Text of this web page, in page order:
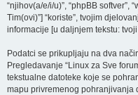
“njihov(a/e/i/u)”, “phpBB softver”,
Tim(ovi)”] “koriste”, tvojim
informacije [u daljnjem tekstu:
Podatci se prikupljaju na dva
Pregledavanje “Linux za Sve
tekstualne datoteke koje se
mapu privremenog pohranjivanja